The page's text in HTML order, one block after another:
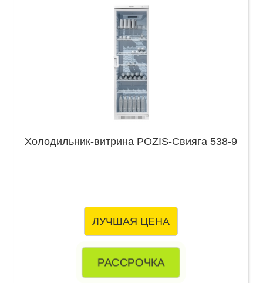
Холодильник-витрина POZIS-Свияга 538-9
ЛУЧШАЯ ЦЕНА
РАССРОЧКА